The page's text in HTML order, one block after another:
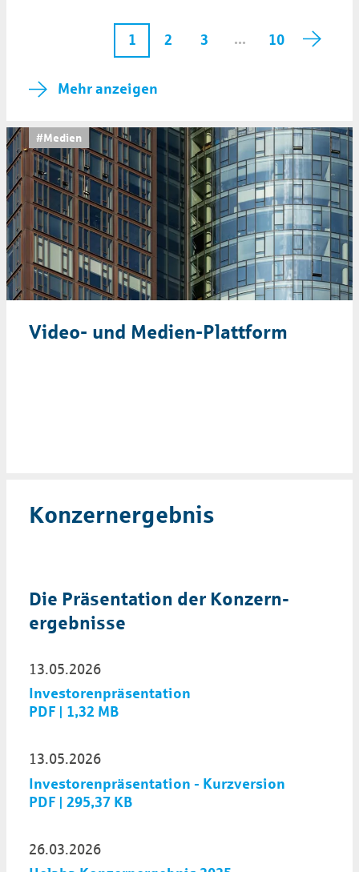
1 2 3 ... 10
Mehr anzeigen
#Medien
Video- und Medien-Plattform
Konzernergebnis
Die Präsen­tation der Konzern­
ergeb­nisse
13.05.2026
Investorenpräsentation
PDF | 1,32 MB
13.05.2026
Investorenpräsentation - Kurzversion
PDF | 295,37 KB
26.03.2026